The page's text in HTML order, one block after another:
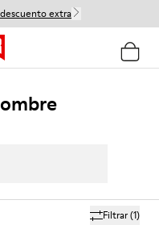
extra
Filtrar(1)